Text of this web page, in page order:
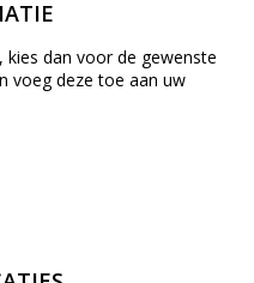
dan voor de gewenste
voeg deze toe aan uw